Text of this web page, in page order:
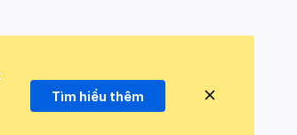
Tìm hiểu thêm